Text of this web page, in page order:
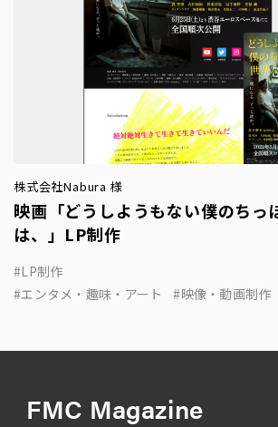
株式会社Nabura 様
映画「どうしようもない僕のちっ
は、」LP制作
LP制作
エンタメ・趣味・アート
映像・動画制作
FMC Magazine